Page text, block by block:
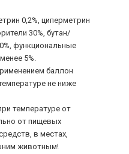
0,2%, циперметрин
30%, бутан/
функциональные
5%.
баллон
не ниже
температуре от
от пищевых
в местах,
животным!